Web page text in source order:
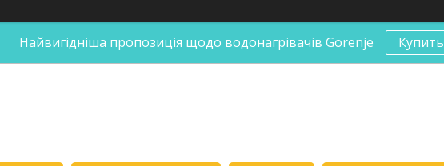
Найвигідніша пропозиція щодо водонагрівачів Gorenje Купить